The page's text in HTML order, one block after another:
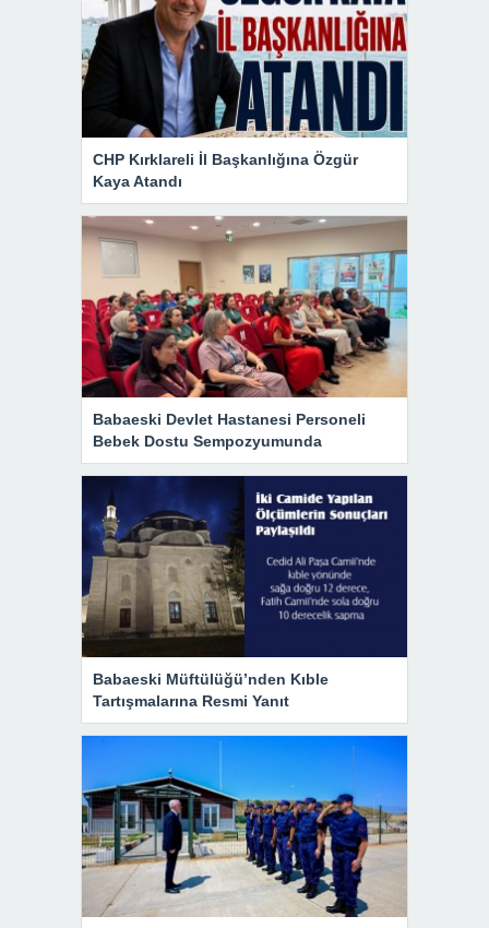
CHP Kırklareli İl Başkanlığına Özgür
Kaya Atandı
Babaeski Devlet Hastanesi Personeli
Bebek Dostu Sempozyumunda
Babaeski Müftülüğü’nden Kıble
Tartışmalarına Resmi Yanıt